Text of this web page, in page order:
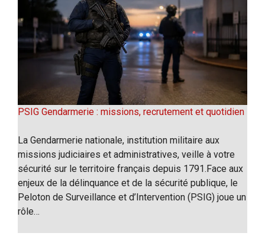
PSIG Gendarmerie : missions, recrutement et quotidien
La Gendarmerie nationale, institution militaire aux
missions judiciaires et administratives, veille à votre
sécurité sur le territoire français depuis 1791.Face aux
enjeux de la délinquance et de la sécurité publique, le
Peloton de Surveillance et d’Intervention (PSIG) joue un
rôle…